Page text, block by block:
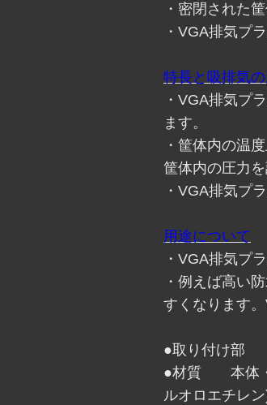
・密閉された
・VGA排気プ
特長と吸排気
・VGA排気プ
ます。
・筐体内の温
筐体内の圧力
・VGA排気プ
用途について
・VGA排気プ
・例えば高い
すくなります
●取り付け部
●材質 本体・
ルオロエチレ